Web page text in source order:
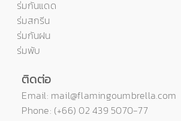
ร่มกันแดด
ร่มสกรีน
ร่มกันฝน
ร่มพับ
ติดต่อ
Email: mail@flamingoumbrella.com
Phone: (+66) 02 439 5070-77